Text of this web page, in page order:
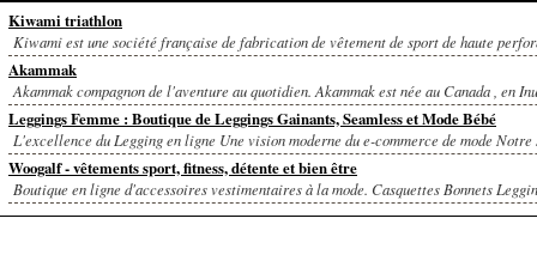
Kiwami triathlon
Kiwami est une société française de fabrication de vêtement de sport de haute
Akammak
Akammak compagnon de l'aventure au quotidien. Akammak est née au Canada , en
Leggings Femme : Boutique de Leggings Gainants, Seamless et Mode Bébé
L'excellence du Legging en ligne Une vision moderne du e-commerce de mode
Woogalf - vêtements sport, fitness, détente et bien être
Boutique en ligne d'accessoires vestimentaires à la mode. Casquettes Bonnets